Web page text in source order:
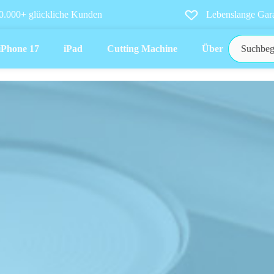
glückliche Kunden Lebenslange
17 iPad Cutting Machine Über uns